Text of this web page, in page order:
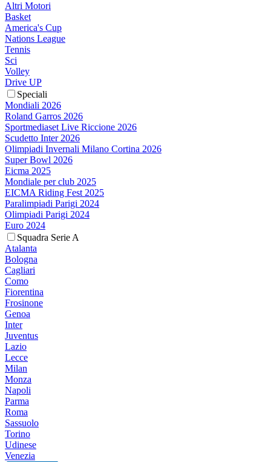
Altri Motori
Basket
America's Cup
Nations League
Tennis
Sci
Volley
Drive UP
Speciali
Mondiali 2026
Roland Garros 2026
Sportmediaset Live Riccione 2026
Scudetto Inter 2026
Olimpiadi Invernali Milano Cortina 2026
Super Bowl 2026
Eicma 2025
Mondiale per club 2025
EICMA Riding Fest 2025
Paralimpiadi Parigi 2024
Olimpiadi Parigi 2024
Euro 2024
Squadra Serie A
Atalanta
Bologna
Cagliari
Como
Fiorentina
Frosinone
Genoa
Inter
Juventus
Lazio
Lecce
Milan
Monza
Napoli
Parma
Roma
Sassuolo
Torino
Udinese
Venezia